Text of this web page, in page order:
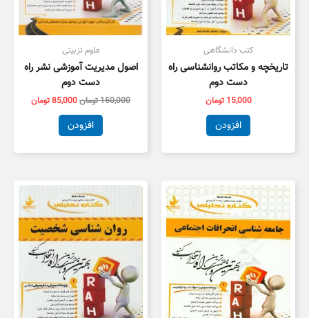
کتب دانشگاهی
تاریخچه و مکاتب روانشناسی راه
دست دوم
15,000 تومان
افزودن
علوم تزبیتی
اصول مدیریت آموزشی نشر راه
دست دوم
150,000تومان85,000تومان
افزودن